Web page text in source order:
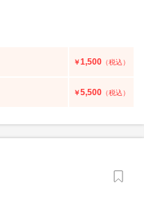
￥1,500 （税込）
￥5,500 （税込）